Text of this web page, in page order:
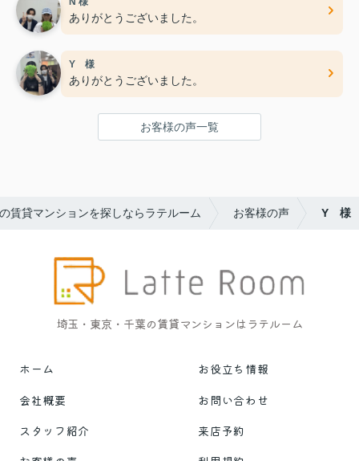
ありがとうございました。
Y 様
ありがとうございました。
お客様の声一覧
賃貸マンションを探しならラテルーム お客様の声 Y 様
埼玉・東京・千葉の賃貸マンションはラテルーム
ホーム
お役立ち情報
会社概要
お問い合わせ
スタッフ紹介
来店予約